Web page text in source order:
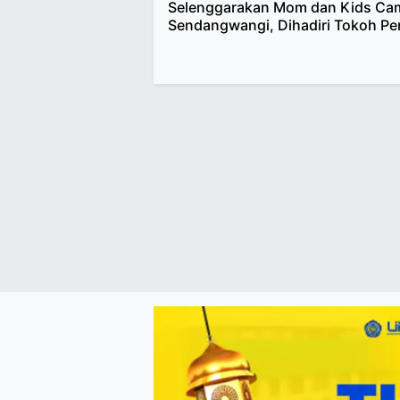
Selenggarakan Mom dan Kids
Sendangwangi, Dihadiri Tokoh